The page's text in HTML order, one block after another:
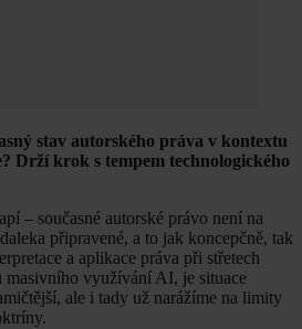
stav autorského práva v kontextu
Drží krok s tempem technologického
– současné autorské právo není na
připravené, a to jak koncepčně, tak
a aplikace práva při střetech
masivního využívání AI, je situace
ale i tady už narážíme na limity